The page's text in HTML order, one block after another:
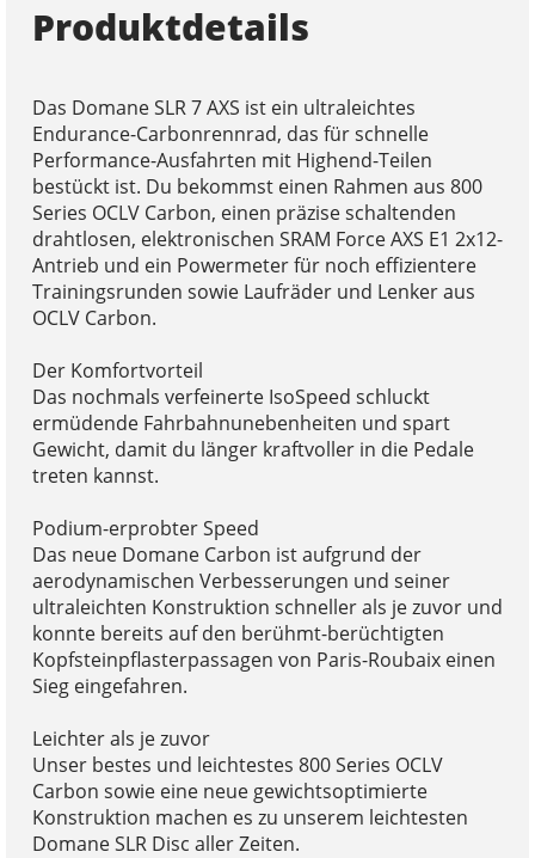
Produktdetails
Das Domane SLR 7 AXS ist ein ultraleichtes
Endurance-Carbonrennrad, das für schnelle
Performance-Ausfahrten mit Highend-Teilen
bestückt ist. Du bekommst einen Rahmen aus 800
Series OCLV Carbon, einen präzise schaltenden
drahtlosen, elektronischen SRAM Force AXS E1 2x12-
Antrieb und ein Powermeter für noch effizientere
Trainingsrunden sowie Laufräder und Lenker aus
OCLV Carbon.
Der Komfortvorteil
Das nochmals verfeinerte IsoSpeed schluckt
ermüdende Fahrbahnunebenheiten und spart
Gewicht, damit du länger kraftvoller in die Pedale
treten kannst.
Podium-erprobter Speed
Das neue Domane Carbon ist aufgrund der
aerodynamischen Verbesserungen und seiner
ultraleichten Konstruktion schneller als je zuvor und
konnte bereits auf den berühmt-berüchtigten
Kopfsteinpflasterpassagen von Paris-Roubaix einen
Sieg eingefahren.
Leichter als je zuvor
Unser bestes und leichtestes 800 Series OCLV
Carbon sowie eine neue gewichtsoptimierte
Konstruktion machen es zu unserem leichtesten
Domane SLR Disc aller Zeiten.